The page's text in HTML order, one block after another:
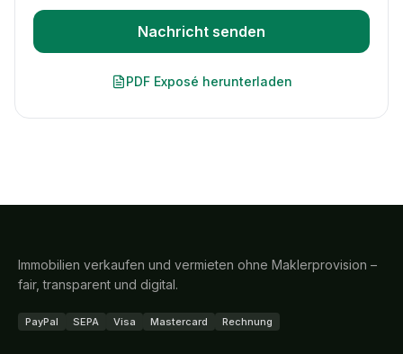
Nachricht senden
PDF Exposé herunterladen
Immobilien verkaufen und vermieten ohne Maklerprovision –
fair, transparent und digital.
PayPal SEPA Visa Mastercard Rechnung